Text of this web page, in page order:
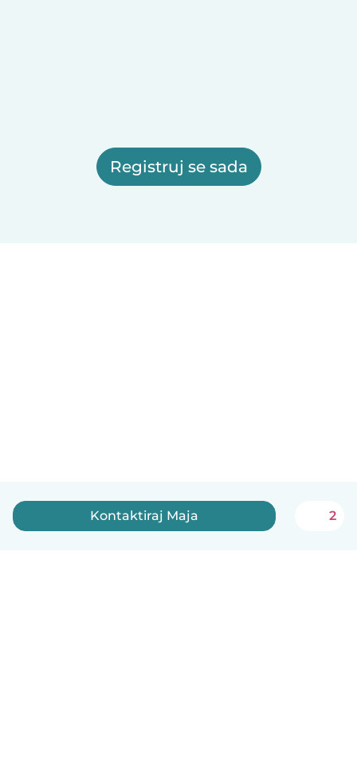
Registruj se sada
Kontaktiraj Maja 2